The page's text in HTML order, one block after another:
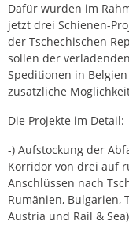
Dafür wurden im
jetzt drei Schienen-
der Tschechischen
sollen der
Speditionen in
zusätzliche
Die Projekte im Detail:
-) Aufstockung der
Korridor von drei auf
Anschlüssen nach
Rumänien, Bulgarien,
Austria und Rail & Sea)